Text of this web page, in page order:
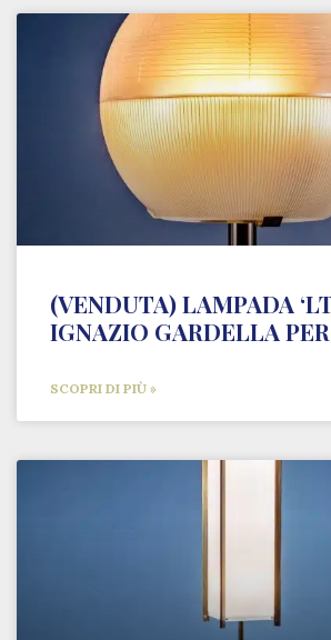
(VENDUTA) LAMPADA
IGNAZIO GARDELLA
SCOPRI DI PIÙ »